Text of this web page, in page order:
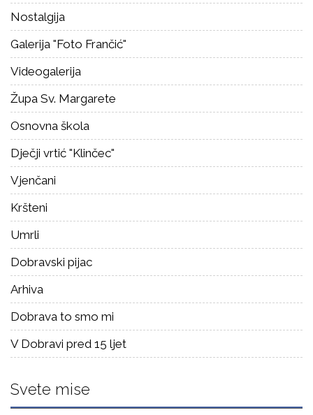
Nostalgija
Galerija "Foto Frančić"
Videogalerija
Župa Sv. Margarete
Osnovna škola
Dječji vrtić "Klinčec"
Vjenčani
Kršteni
Umrli
Dobravski pijac
Arhiva
Dobrava to smo mi
V Dobravi pred 15 ljet
Svete mise